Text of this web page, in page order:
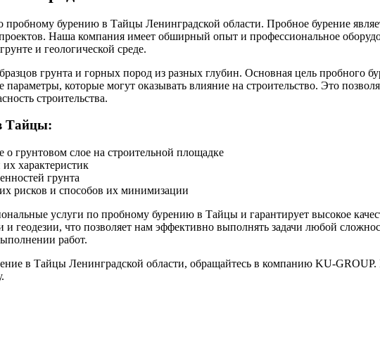
бурению в Тайцы Ленинградской области. Пробное бурение
Наша компания имеет обширный опыт и профессиональное
и геологической среде.
грунта и горных пород из разных глубин. Основная цель пробного
параметры, которые могут оказывать влияние на строительство. Это
строительства.
Тайцы:
грунтовом слое на строительной площадке
характеристик
грунта
рисков и способов их минимизации
услуги по пробному бурению в Тайцы и гарантирует высокое
геодезии, что позволяет нам эффективно выполнять задачи любой
работ.
в Тайцы Ленинградской области, обращайтесь в компанию KU-